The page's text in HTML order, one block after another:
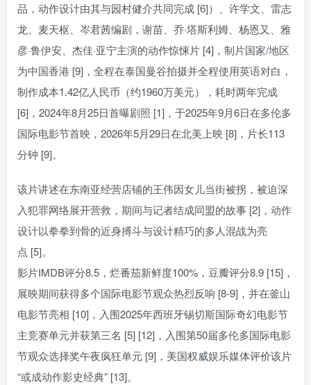
品，动作设计由其与园村健介共同完成 [6]）、许学文、雷志
龙、麦天枢、岑君茜编剧，谢苗、乔·塔斯利姆、杨恩又、雅
彦·鲁伊安、杰佳·亚宁主演的动作惊悚片 [4]，制片国家/地区
为中国香港 [9]，全程在泰国曼谷拍摄并全程使用英语对白，
制作成本1.42亿人民币（约1960万美元），耗时两年完成
[6]，2024年8月25日首曝剧照 [1]，于2025年9月6日在多伦多
国际电影节首映，2026年5月29日在北美上映 [8]，片长113
分钟 [9]。
该片讲述在东南亚经营店铺的王伟因女儿当街被拐，被迫深
入犯罪网络展开营救，期间与记者结成同盟的故事 [2]，动作
设计以拳拳到骨的近身搏斗与设计精巧的多人混战为亮
点 [5]。
影片IMDB评分8.5，烂番茄新鲜度100%，豆瓣评分8.9 [15]，
展映期间获得多个国际电影节观众热烈反响 [8-9]，并在釜山
电影节亮相 [10]，入围2025年西班牙锡切斯国际奇幻电影节
主竞赛单元并获第三名 [5] [12]，入围第50届多伦多国际电影
节观众选择奖午夜疯狂单元 [9]，美国权威娱乐媒体评价该片
“或成动作影史经典” [13]。